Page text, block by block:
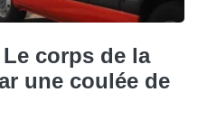
corps de la
une coulée de